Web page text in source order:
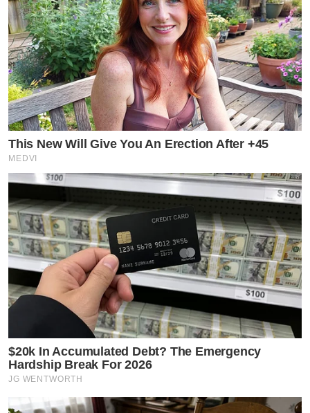
This New Will Give You An Erection After +45
MEDVI
$20k In Accumulated Debt? The Emergency
Hardship Break For 2026
JG WENTWORTH